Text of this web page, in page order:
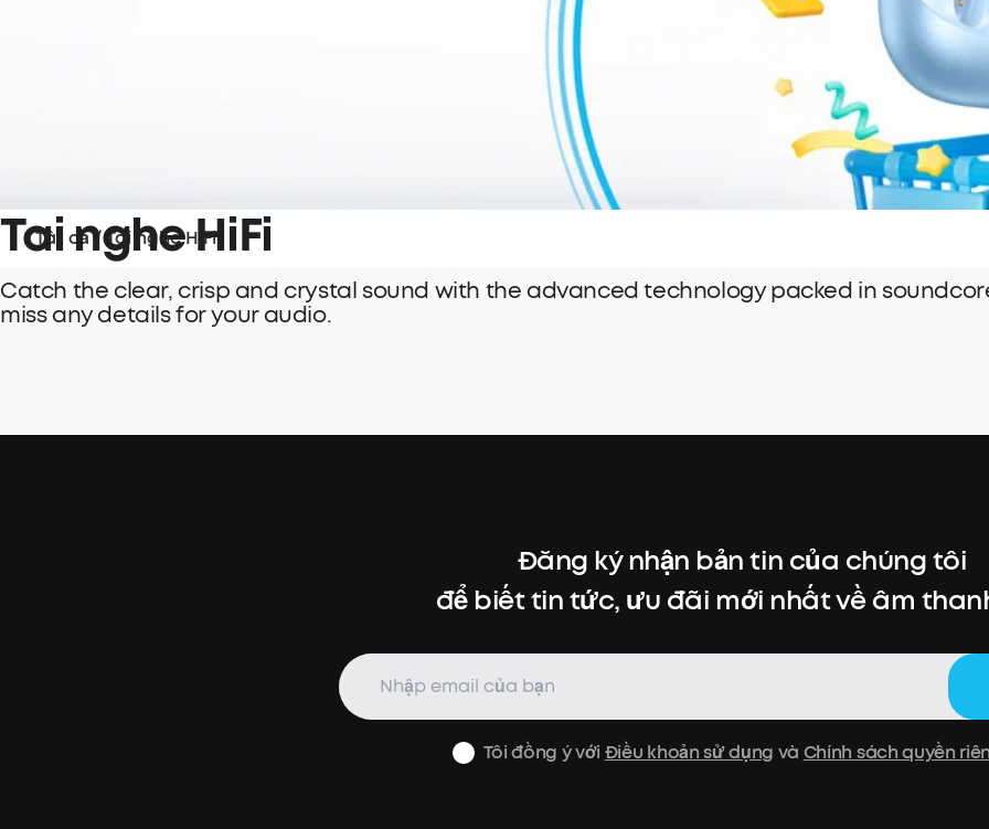
Tai nghe HiFi
Catch the clear, crisp and crystal sound with the advanced technology packed in
miss any details for your audio.
Tất cả /Tai nghe HiFi
Đăng ký nhận bản tin của chúng tôi
để biết tin tức, ưu đãi mới nhất về âm
Tôi đồng ý với Điều khoản sử dụng và Chính sách quyền